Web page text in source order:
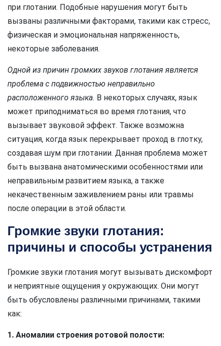
при глотании. Подобные нарушения могут быть
вызваны различными факторами, такими как стресс,
физическая и эмоциональная напряженность,
некоторые заболевания.
Одной из причин громких звуков глотания является
проблема с подвижностью неправильно
расположенного языка. В некоторых случаях, язык
может приподниматься во время глотания, что
вызывает звуковой эффект. Также возможна
ситуация, когда язык перекрывает проход в глотку,
создавая шум при глотании. Данная проблема может
быть вызвана анатомическими особенностями или
неправильным развитием языка, а также
некачественным заживлением раны или травмы
после операции в этой области.
Громкие звуки глотания:
причины и способы устранения
Громкие звуки глотания могут вызывать дискомфорт
и неприятные ощущения у окружающих. Они могут
быть обусловлены различными причинами, такими
как:
1. Аномалии строения ротовой полости: